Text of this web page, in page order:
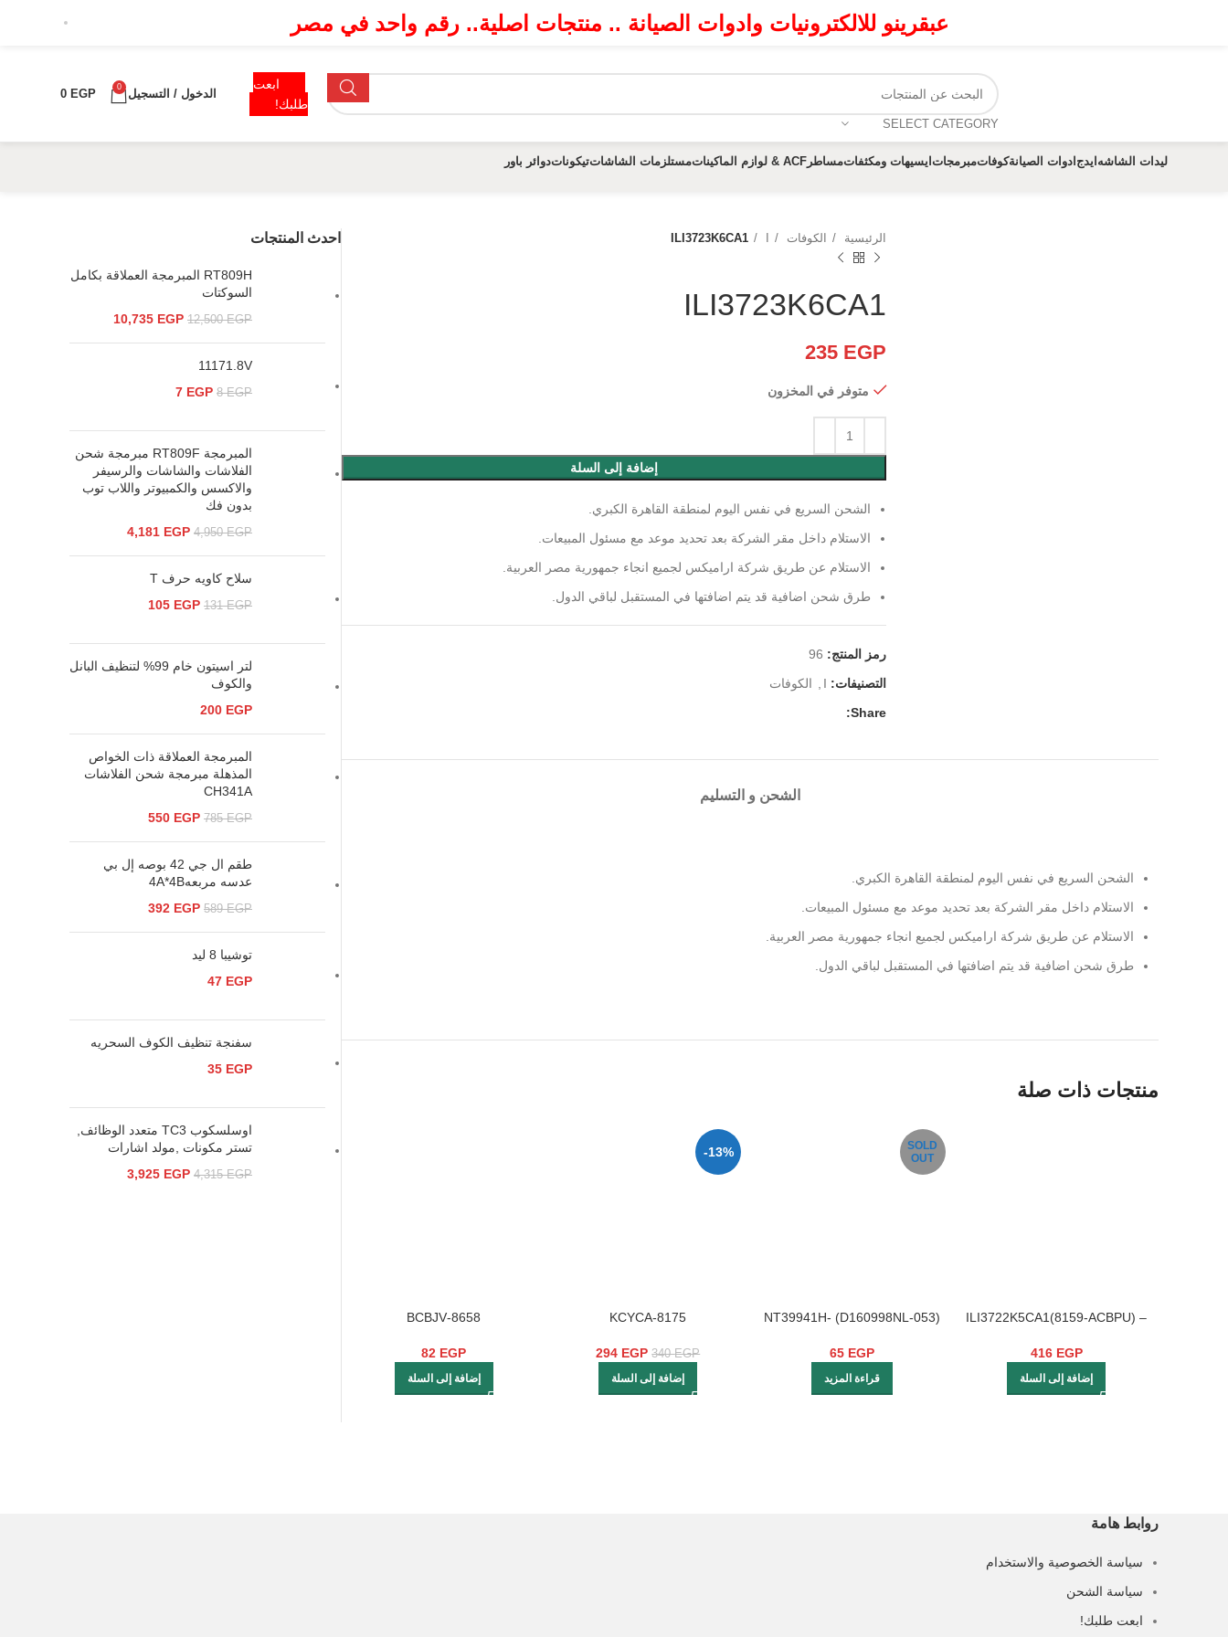
عبقرينو للالكترونيات وادوات الصيانة .. منتجات اصلية.. رقم واحد في مصر
SELECT CATEGORY
ابعت
طلبك!
الدخول / التسجيل
0
0 EGP
ليدات الشاشهايدجادوات الصيانةكوفاتمبرمجاتايسيهات ومكثفاتمساطر ACF & لوازم الماكينات مستلزمات الشاشاتتيكوناتدوائر باور
الرئيسية الكوفات ILI3723K6CA1
ILI3723K6CA1
235 EGP
متوفر في المخزون
إضافة إلى السلة
الشحن السريع في نفس اليوم لمنطقة القاهرة الكبري.
الاستلام داخل مقر الشركة بعد تحديد موعد مع مسئول المبيعات.
الاستلام عن طريق شركة اراميكس لجميع انجاء جمهورية مصر العربية.
طرق شحن اضافية قد يتم اضافتها في المستقبل لباقي الدول.
رمز المنتج: 96
التصنيفات: I
الكوفات
Share:
الشحن و التسليم
الشحن السريع في نفس اليوم لمنطقة القاهرة الكبري.
الاستلام داخل مقر الشركة بعد تحديد موعد مع مسئول المبيعات.
الاستلام عن طريق شركة اراميكس لجميع انجاء جمهورية مصر العربية.
طرق شحن اضافية قد يتم اضافتها في المستقبل لباقي الدول.
منتجات ذات صلة
– ILI3722K5CA1(8159-ACBPU)
C5254A NT39980H-C5265A
416 EGP
إضافة إلى السلة
SOLD
OUT
(D160998NL-053) NT39941H-
50FB-095
65 EGP
قراءة المزيد
-13%
8175-KCYCA
340EGP
294 EGP
إضافة إلى السلة
8658-BCBJV
82 EGP
إضافة إلى السلة
احدث المنتجات
RT809H المبرمجة العملاقة بكامل
السوكتات
12,500EGP
10,735 EGP
11171.8V
8EGP
7 EGP
المبرمجة RT809F مبرمجة شحن
الفلاشات والشاشات والرسيفر
والاكسس والكمبيوتر واللاب توب
بدون فك
4,950EGP
4,181 EGP
سلاح كاويه حرف T
131EGP
105 EGP
لتر اسيتون خام 99% لتنظيف البانل
والكوف
200 EGP
المبرمجة العملاقة ذات الخواص
المذهلة مبرمجة شحن الفلاشات
CH341A
785EGP
550 EGP
طقم ال جي 42 بوصه إل بي
عدسه مربعه4A*4B
589EGP
392 EGP
توشيبا 8 ليد
47 EGP
سفنجة تنظيف الكوف السحريه
35 EGP
اوسلسكوب TC3 متعدد الوظائف,
تستر مكونات ,مولد اشارات
4,315EGP
3,925 EGP
روابط هامة
سياسة الخصوصية والاستخدام
سياسة الشحن
ابعت طلبك!